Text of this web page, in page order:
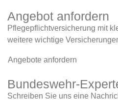
Angebot anfordern
Pflegepflichtversicherung mit
weitere wichtige
Angebote anfordern
Bundeswehr-
Schreiben Sie uns eine